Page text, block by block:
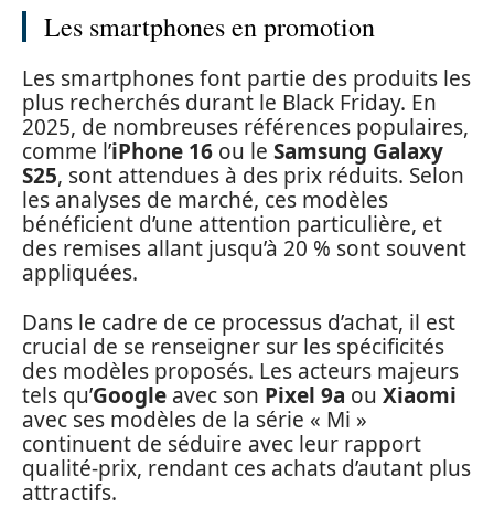
Les smartphones en promotion
Les smartphones font partie des produits les
plus recherchés durant le Black Friday. En
2025, de nombreuses références populaires,
comme l’iPhone 16 ou le Samsung Galaxy
S25, sont attendues à des prix réduits. Selon
les analyses de marché, ces modèles
bénéficient d’une attention particulière, et
des remises allant jusqu’à 20 % sont souvent
appliquées.
Dans le cadre de ce processus d’achat, il est
crucial de se renseigner sur les spécificités
des modèles proposés. Les acteurs majeurs
tels qu’Google avec son Pixel 9a ou Xiaomi
avec ses modèles de la série « Mi »
continuent de séduire avec leur rapport
qualité-prix, rendant ces achats d’autant plus
attractifs.